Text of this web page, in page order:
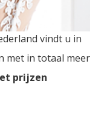
vindt u in
met in totaal meer
prijzen